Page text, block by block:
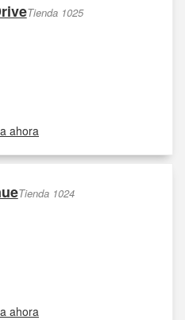
Tienda 1025
ahora
Tienda 1024
ahora